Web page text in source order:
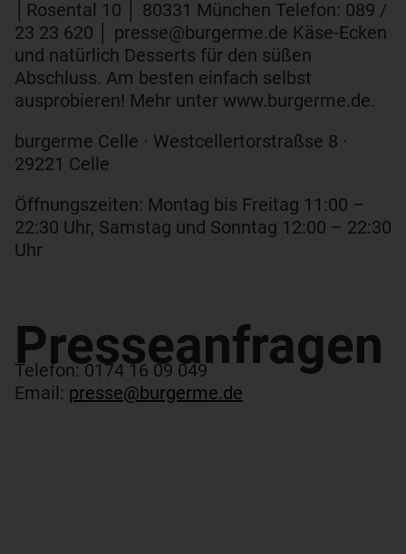
│Rosental 10 │ 80331 München Telefon: 089 /
23 23 620 │ presse@burgerme.de Käse-Ecken
und natürlich Desserts für den süßen
Abschluss. Am besten einfach selbst
ausprobieren! Mehr unter www.burgerme.de.
burgerme Celle ∙ Westcellertorstraßse 8 ∙
29221 Celle
Öffnungszeiten: Montag bis Freitag 11:00 –
22:30 Uhr, Samstag und Sonntag 12:00 – 22:30
Uhr
Presseanfragen​
Telefon: 0174 16 09 049
Email: presse@burgerme.de